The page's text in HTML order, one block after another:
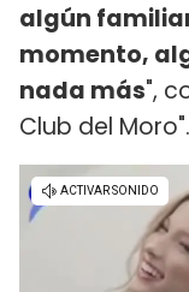
algún
momento,
nada más",
Club del Moro".